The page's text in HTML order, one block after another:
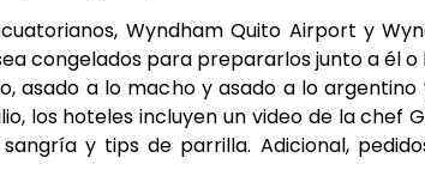
Wyndham Quito Airport y
congelados para prepararlos junto a él o
asado a lo macho y asado a lo
los hoteles incluyen un video de la chef
y tips de parrilla. Adicional,